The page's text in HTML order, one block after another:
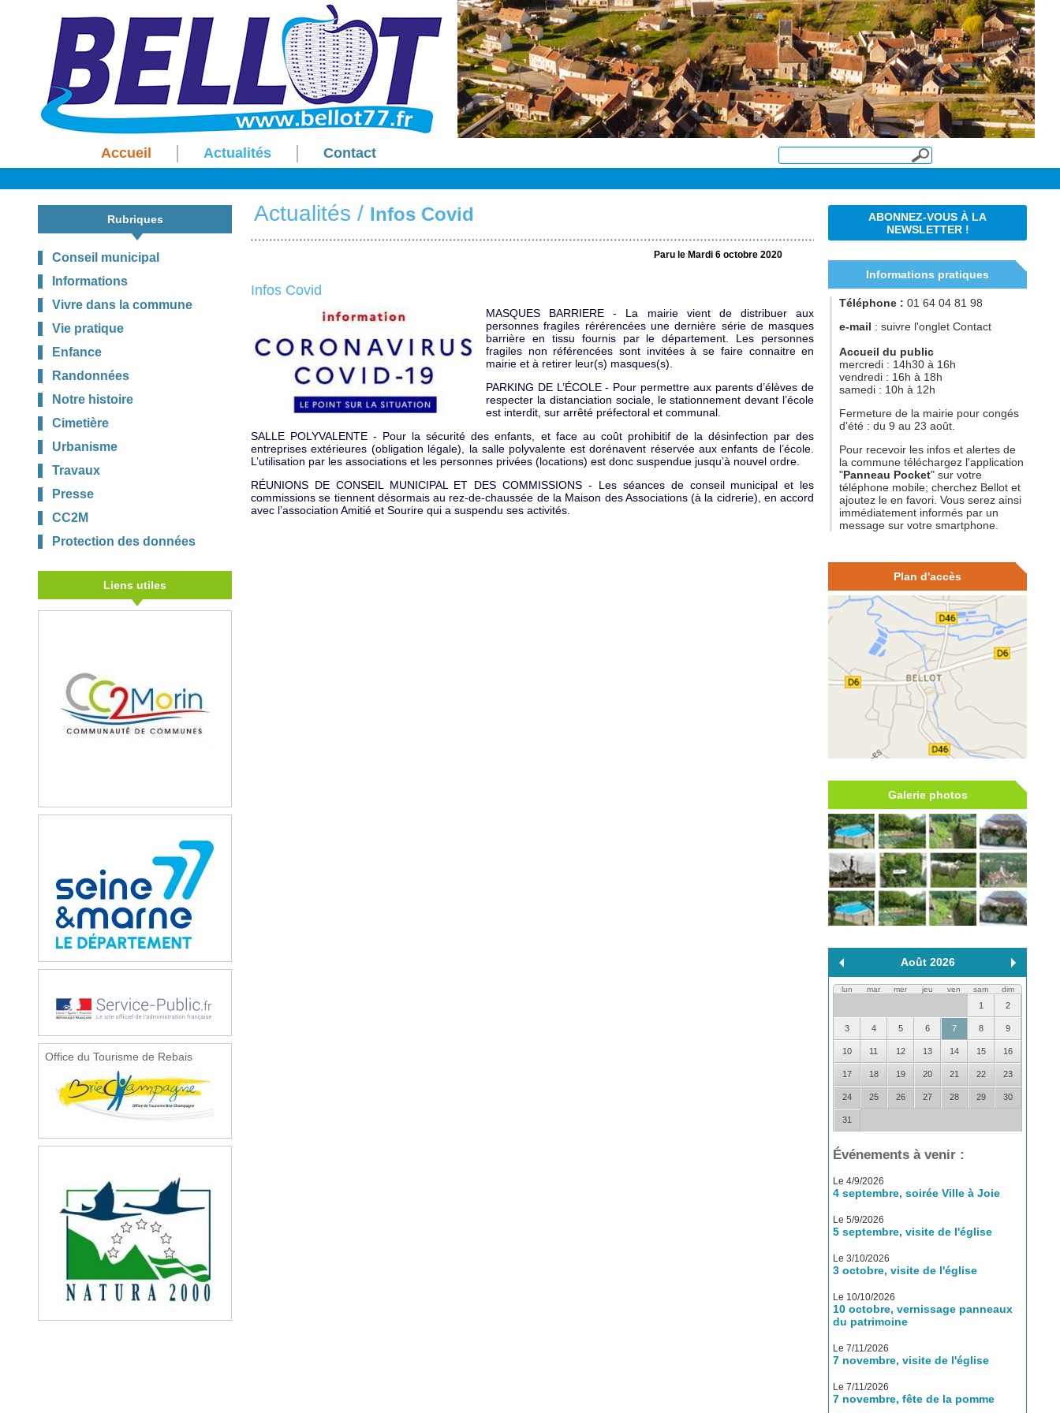
Accueil Actualités Contact
Rubriques
Conseil municipal
Informations
Vivre dans la commune
Vie pratique
Enfance
Randonnées
Notre histoire
Cimetière
Urbanisme
Travaux
Presse
CC2M
Protection des données
Liens utiles
Office du Tourisme de Rebais
Actualités / Infos Covid
Paru le Mardi 6 octobre 2020
Infos Covid
MASQUES BARRIERE - La mairie vient de distribuer aux
personnes fragiles rérérencées une dernière série de masques
barrière en tissu fournis par le département. Les personnes
fragiles non référencées sont invitées à se faire connaitre en
mairie et à retirer leur(s) masques(s).
PARKING DE L’ÉCOLE - Pour permettre aux parents d’élèves de
respecter la distanciation sociale, le stationnement devant l’école
est interdit, sur arrêté préfectoral et communal.
SALLE POLYVALENTE - Pour la sécurité des enfants, et face au coût prohibitif de la désinfection par des
entreprises extérieures (obligation légale), la salle polyvalente est dorénavent réservée aux enfants de l’école.
L’utilisation par les associations et les personnes privées (locations) est donc suspendue jusqu’à nouvel ordre.
RÉUNIONS DE CONSEIL MUNICIPAL ET DES COMMISSIONS - Les séances de conseil municipal et les
commissions se tiennent désormais au rez-de-chaussée de la Maison des Associations (à la cidrerie), en accord
avec l’association Amitié et Sourire qui a suspendu ses activités.
ABONNEZ-VOUS À LA
NEWSLETTER !
Informations pratiques
Téléphone : 01 64 04 81 98
e-mail : suivre l'onglet Contact
Accueil du public
mercredi : 14h30 à 16h
vendredi : 16h à 18h
samedi : 10h à 12h
Fermeture de la mairie pour congés
d'été : du 9 au 23 août.
Pour recevoir les infos et alertes de
la commune téléchargez l'application
"Panneau Pocket" sur votre
téléphone mobile; cherchez Bellot et
ajoutez le en favori. Vous serez ainsi
immédiatement informés par un
message sur votre smartphone.
Plan d'accès
Galerie photos
Août 2026
lun mar mer jeu ven sam dim
1 2
3 4 5 6 7 8 9
10 11 12 13 14 15 16
17 18 19 20 21 22 23
24 25 26 27 28 29 30
31
Événements à venir :
Le 4/9/2026
4 septembre, soirée Ville à Joie
Le 5/9/2026
5 septembre, visite de l'église
Le 3/10/2026
3 octobre, visite de l'église
Le 10/10/2026
10 octobre, vernissage panneaux
du patrimoine
Le 7/11/2026
7 novembre, visite de l'église
Le 7/11/2026
7 novembre, fête de la pomme